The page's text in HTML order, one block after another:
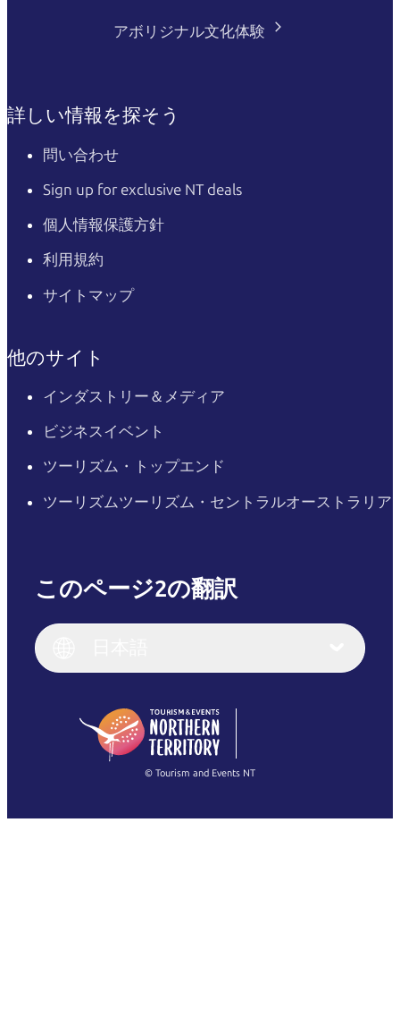
アボリジナル文化体験
詳しい情報を探そう
問い合わせ
Sign up for exclusive NT deals
個人情報保護方針
利用規約
サイトマップ
他のサイト
インダストリー＆メディア
ビジネスイベント
ツーリズム・トップエンド
ツーリズムツーリズム・セントラルオーストラリア
このページ2の翻訳
English (US)
English
(Singapore)
Français
繁體中文
© Tourism and Events NT